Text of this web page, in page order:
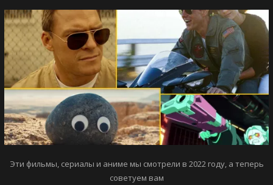
Эти фильмы, сериалы и аниме мы смотрели в 2022 году, а теперь
советуем вам